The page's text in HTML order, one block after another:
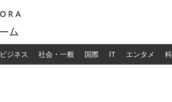
ビジネス 社会・一般 国際 IT エンタメ